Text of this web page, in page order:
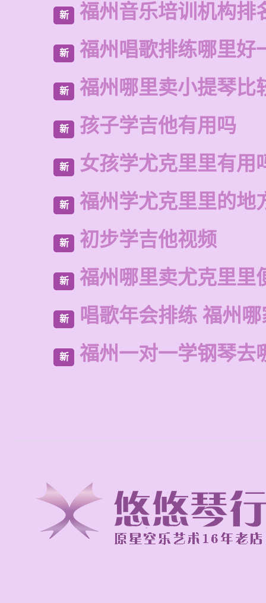
新 福州音乐培训机构排
新 福州唱歌排练哪里好
新 福州哪里卖小提琴比
新 孩子学吉他有用吗
新 女孩学尤克里里有用
新 福州学尤克里里的地
新 初步学吉他视频
新 福州哪里卖尤克里里
新 唱歌年会排练 福州
新 福州一对一学钢琴去